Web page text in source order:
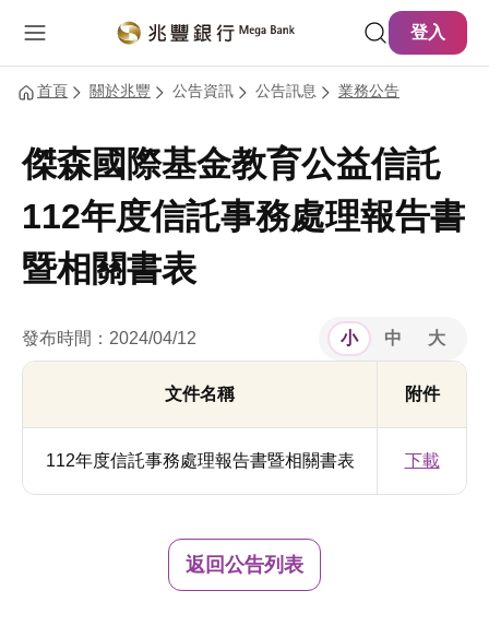
登入
首頁 關於兆豐 公告資訊 公告訊息 業務公告
傑森國際基金教育公益信託
112年度信託事務處理報告書
暨相關書表
發布時間：2024/04/12 小 中 大
文件名稱 附件
112年度信託事務處理報告書暨相關書表 下載
返回公告列表